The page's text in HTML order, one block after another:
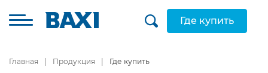
Где купить
Главная Продукция Где купить